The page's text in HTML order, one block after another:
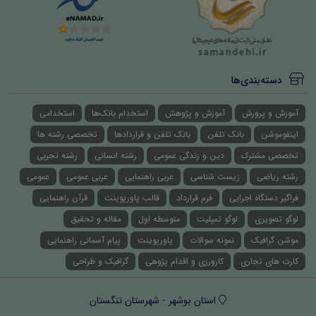
دسته‌بندی‌ها
آموزش و پرورش آموزش و پژوهش استخدام بانک‌ها
استخدامی
اینفوموشن
بانک تلفن بانک تلفن و قراردادها
تخصصی رشته ها
تخصصی مشترک
دین و زندگی عمومی رشته انسانی
رشته تجربی
رشته ریاضی
زیست شناسی عربی راهنمایی عربی عمومی
عمومی
فراگیر دستگاه اجرایی
فرم قرارداد قالب پاورپوینت
قرآن راهنمایی
لوگو تصویری
لوگو تمپلیت متوسطه اول
مقاله و تحقیق
موشن گرافیک
نمونه سوالات پاورپوینت
پیام آسمانی راهنمایی
کارت های تجاری
کارورزی و اقدام پژوهی گرافیک و طراحی
استان بوشهر - شهرستان تنگستان